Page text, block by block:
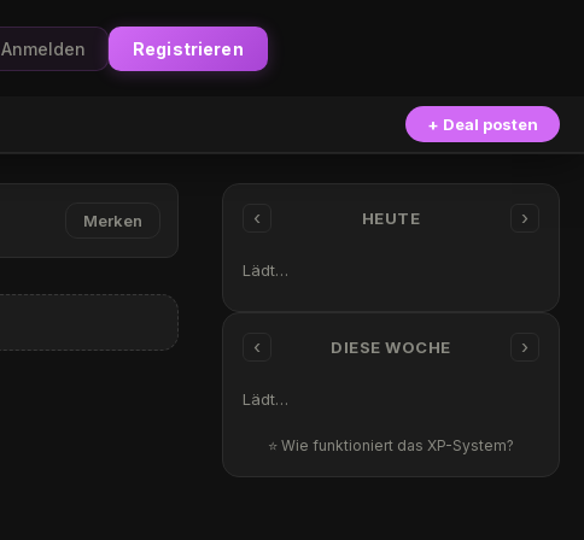
Anmelden Registrieren
+ Deal posten
Merken ‹ HEUTE ›
Lädt…
‹ DIESE WOCHE ›
Lädt…
⭐ Wie funktioniert das XP-System?